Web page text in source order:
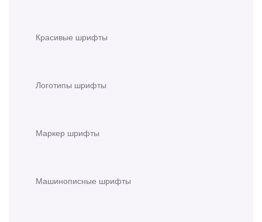
Красивые шрифты
Логотипы шрифты
Маркер шрифты
Машинописные шрифты